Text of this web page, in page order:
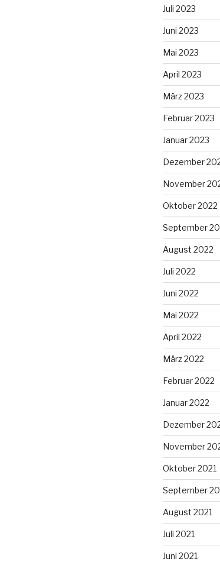
Juli 2023
Juni 2023
Mai 2023
April 2023
März 2023
Februar 2023
Januar 2023
Dezember
November
Oktober 2022
September
August 2022
Juli 2022
Juni 2022
Mai 2022
April 2022
März 2022
Februar 2022
Januar 2022
Dezember
November
Oktober 2021
September
August 2021
Juli 2021
Juni 2021